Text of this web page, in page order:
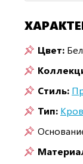
Цвет:
Стиль:
Тип: